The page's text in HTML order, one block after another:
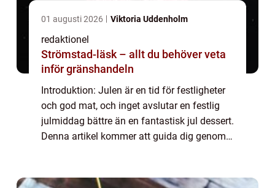
01 augusti 2026 Viktoria Uddenholm
redaktionel
Strömstad-läsk – allt du behöver veta
inför gränshandeln
Introduktion: Julen är en tid för festligheter
och god mat, och inget avslutar en festlig
julmiddag bättre än en fantastisk jul dessert.
Denna artikel kommer att guida dig genom